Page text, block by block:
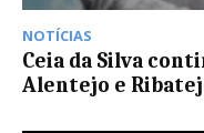
NOTÍCIAS
Ceia da Silva
Alentejo e